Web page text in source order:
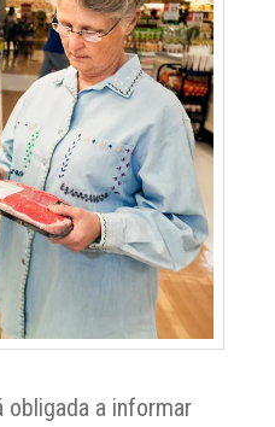
obligada a informar